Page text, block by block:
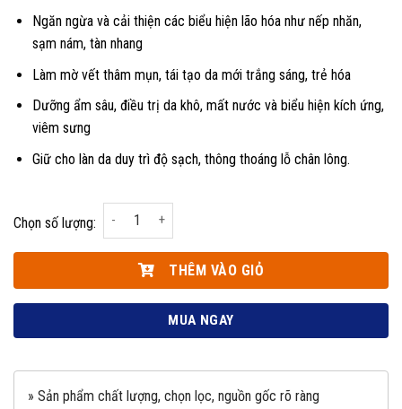
Ngăn ngừa và cải thiện các biểu hiện lão hóa như nếp nhăn,
sạm nám, tàn nhang
Làm mờ vết thâm mụn, tái tạo da mới trắng sáng, trẻ hóa
Dưỡng ẩm sâu, điều trị da khô, mất nước và biểu hiện kích ứng,
viêm sưng
Giữ cho làn da duy trì độ sạch, thông thoáng lỗ chân lông.
Kem Dưỡng Da Sữa Ong Chúa Royal Jelly Face
Chọn số lượng:
THÊM VÀO GIỎ
MUA NGAY
» Sản phẩm chất lượng, chọn lọc, nguồn gốc rõ ràng